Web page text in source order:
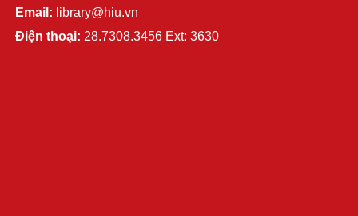
Email: library@hiu.vn
Điện thoại: 28.7308.3456 Ext: 3630